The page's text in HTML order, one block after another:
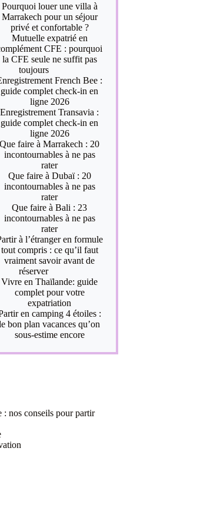
Pourquoi louer une villa à
Marrakech pour un séjour
privé et confortable ?
Mutuelle expatrié en
CFE : pourquoi
la CFE seule ne suffit pas
toujours
French Bee :
guide complet check-in en
ligne 2026
Enregistrement Transavia :
guide complet check-in en
ligne 2026
Que faire à Marrakech : 20
incontournables à ne pas
rater
Que faire à Dubaï : 20
incontournables à ne pas
rater
Que faire à Bali : 23
incontournables à ne pas
rater
à l’étranger en formule
tout compris : ce qu’il faut
vraiment savoir avant de
réserver
Vivre en Thaïlande: guide
complet pour votre
expatriation
en camping 4 étoiles :
bon plan vacances qu’on
sous-estime encore
: nos conseils pour partir